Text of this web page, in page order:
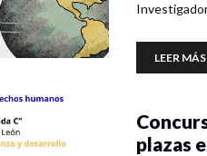
LEER MÁS
plazas